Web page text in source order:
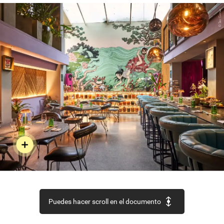
©
Tato
Gomez
Puedes hacer scroll en el documento